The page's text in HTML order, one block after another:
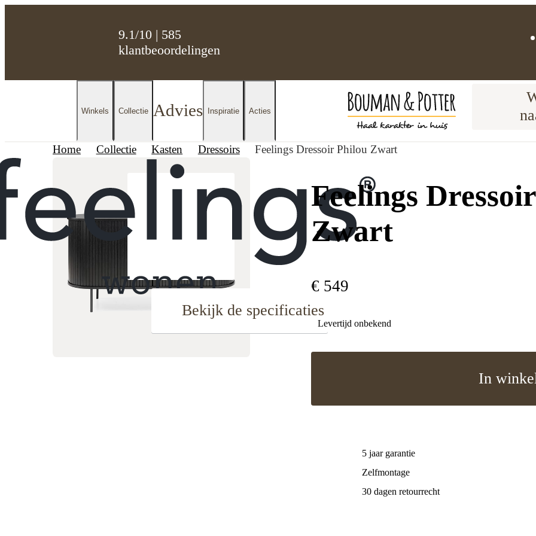
9.1/10 | 585
klantbeoordelingen
Winkels Collectie Advies Inspiratie Acties
Home Collectie Kasten Dressoirs Feelings Dressoir Philou Zwart
Bekijk de specificaties
Feelings
Zwart
€ 549
Levertijd onbekend
In
5 jaar garantie
Zelfmontage
30 dagen retourrecht